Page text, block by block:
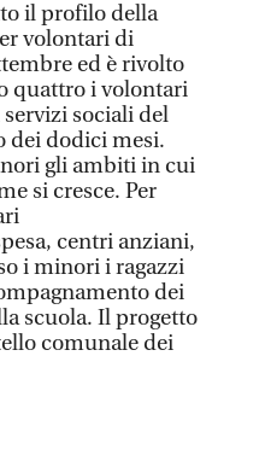
il profilo della
volontari di
ed è rivolto
quattro i volontari
sociali del
dei dodici mesi.
gli ambiti in cui
si cresce. Per
centri anziani,
i minori i ragazzi
dei
scuola. Il progetto
comunale dei